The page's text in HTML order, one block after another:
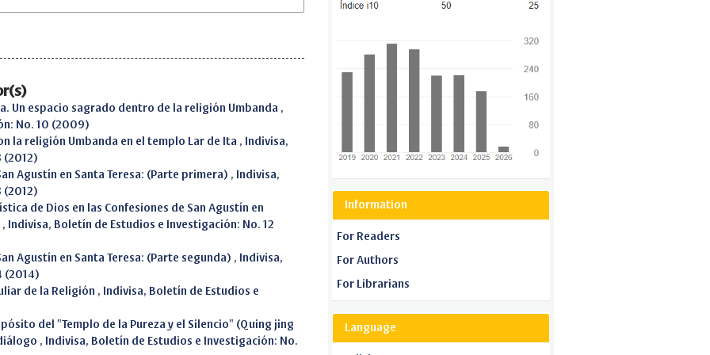
Un espacio sagrado dentro de la religión Umbanda ,
No. 10 (2009)
la religión Umbanda en el templo Lar de Ita , Indivisa,
(2012)
Agustín en Santa Teresa: (Parte primera) , Indivisa,
(2012)
de Dios en las Confesiones de San Agustín en
, Indivisa, Boletín de Estudios e Investigación: No. 12
Agustín en Santa Teresa: (Parte segunda) , Indivisa,
(2014)
de la Religión , Indivisa, Boletín de Estudios e
del "Templo de la Pureza y el Silencio" (Quing jing
, Indivisa, Boletín de Estudios e Investigación: No.
Information
For Readers
For Authors
For Librarians
Language